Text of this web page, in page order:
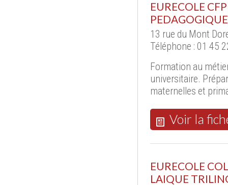
EURECOLE
13 rue du Mont
Téléphone : 01 45
Formation au
universitaire.
maternelles et
Voir la
EURECOLE
LAIQUE